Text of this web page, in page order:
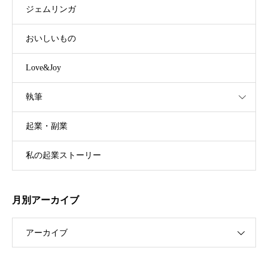
ジェムリンガ
おいしいもの
Love&Joy
執筆
起業・副業
私の起業ストーリー
月別アーカイブ
アーカイブ